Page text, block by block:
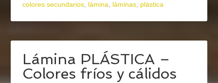
colores secundarios, lámina, láminas, plástica
Lámina PLÁSTICA –
Colores fríos y cálidos